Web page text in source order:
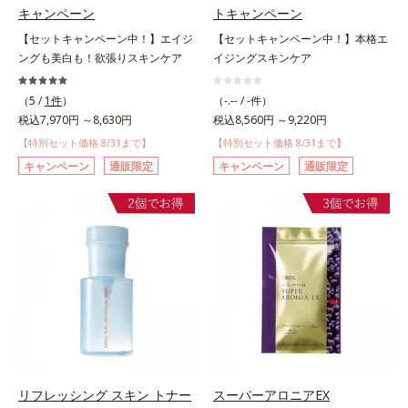
キャンペーン
【セットキャンペーン中！】エイジ
ングも美白も！欲張りスキンケア
（5 / 1件）
税込7,970円 ～8,630円
【特別セット価格 8/31まで】
キャンペーン 通販限定
トキャンペーン
【セットキャンペーン中！】本格エ
イジングスキンケア
（-.-- / -件）
税込8,560円 ～9,220円
【特別セット価格 8/31まで】
キャンペーン 通販限定
リフレッシング スキン トナー スーパーアロニアEX